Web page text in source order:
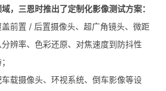
，三恩时推出了定制化影像测试方案：
前置 / 后置摄像头、超广角镜头、微距
辨率、色彩还原、对焦速度到防抖性
载摄像头、环视系统、倒车影像等设